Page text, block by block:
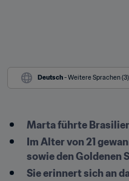
Deutsch - Weitere Sprachen (3)
Marta führte
Im Alter von 21
sowie den Goldenen
Sie erinnert sich an